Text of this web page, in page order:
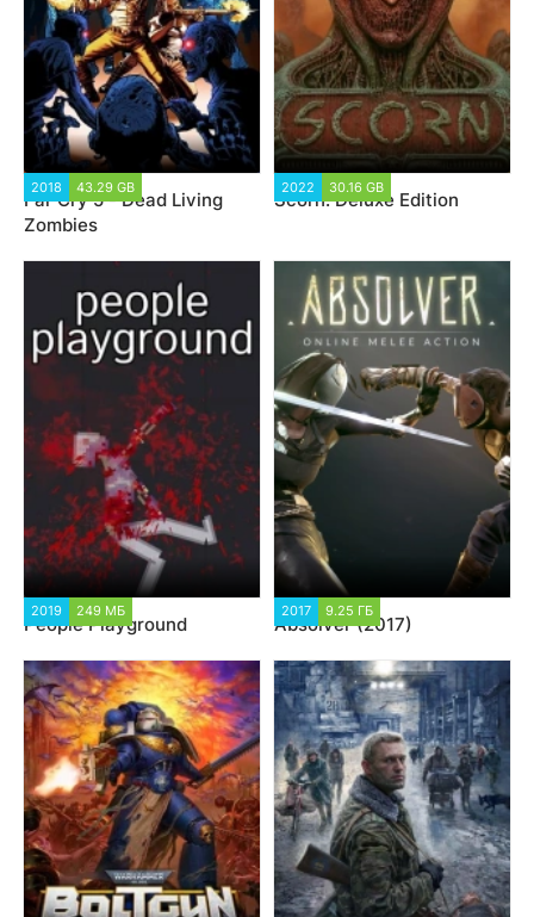
2018 43.29 GB
Far Cry 5 - Dead Living
Zombies
2022 30.16 GB
Scorn: Deluxe Edition
2019 249 МБ
People Playground
2017 9.25 ГБ
Absolver (2017)